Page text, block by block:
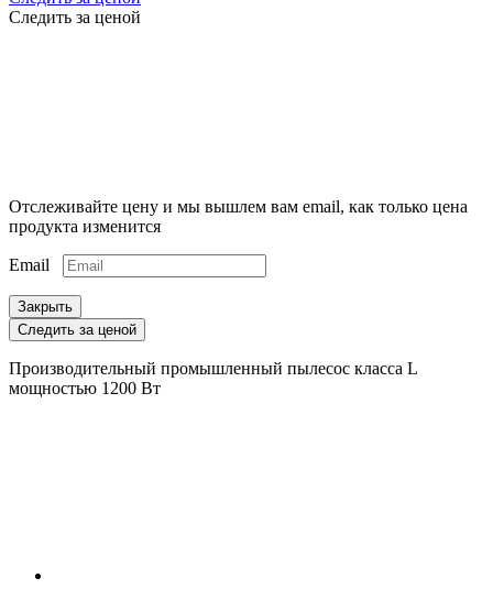
Следить за ценой
Отслеживайте цену и мы вышлем вам email, как только цена
продукта изменится
Email
Закрыть
Следить за ценой
Производительный промышленный пылесос класса L
мощностью 1200 Вт